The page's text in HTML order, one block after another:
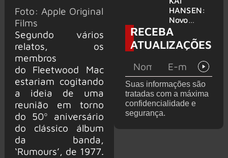
Foto: Apple Original
Films
Segundo vários
relatos, os
membros
do Fleetwood Mac
estariam cogitando
a ideia de uma
reunião em torno
do 50º aniversário
do clássico álbum
da banda,
‘Rumours’, de 1977.
levanta
possibilida
de de
deixar os
palcos
HANSEN:
Novo
single
‘Welcome
To Life’ é
RECEBA
ATUALIZAÇÕES
Suas informações são
tratadas com a máxima
confidencialidade e
segurança.